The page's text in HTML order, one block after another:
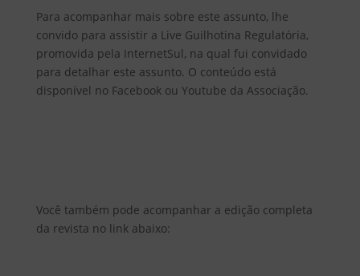
Para acompanhar mais sobre este assunto, lhe
convido para assistir a Live Guilhotina Regulatória,
promovida pela InternetSul, na qual fui convidado
para detalhar este assunto. O conteúdo está
disponível no Facebook ou Youtube da Associação.
Você também pode acompanhar a edição completa
da revista no link abaixo: